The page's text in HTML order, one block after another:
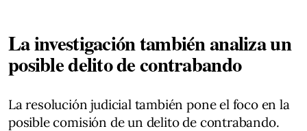
La investigación también analiza un
posible delito de contrabando
La resolución judicial también pone el foco en la
posible comisión de un delito de contrabando.